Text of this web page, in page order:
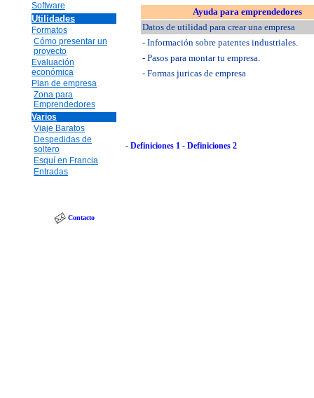
Software
Utilidades
Formatos
Cómo presentar un
proyecto
Evaluación
económica
Plan de empresa
Zona para
Emprendedores
Varios
Viaje Baratos
Despedidas de
soltero
Esquí en Francia
Entradas
Contacto
Ayuda para emprendedores
Datos de utilidad para crear una empresa
- Información sobre patentes industriales.
- Pasos para montar tu empresa.
- Formas juricas de empresa
- Definiciones 1 - Definiciones 2